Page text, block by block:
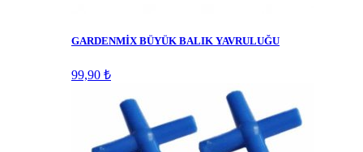
GARDENMİX BÜYÜK BALIK YAVRULUĞU
99,90 ₺